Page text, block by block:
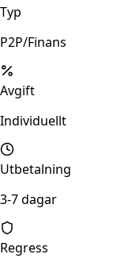
Typ
P2P/Finans
Avgift
Individuellt
Utbetalning
3-7 dagar
Regress